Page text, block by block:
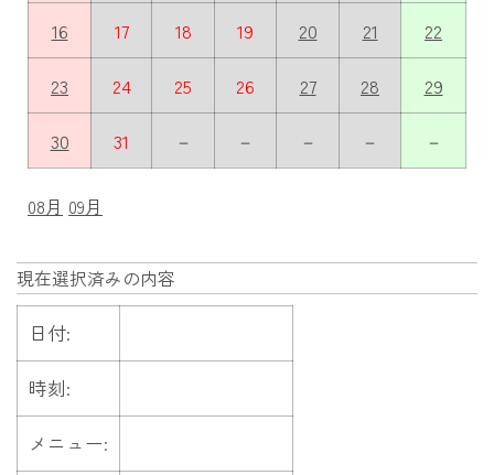
16
17 18 19 20 21
22
23
24 25 26 27 28
29
30
31 － － － － －
08月 09月
現在選択済みの内容
日付:
時刻:
メニュー: